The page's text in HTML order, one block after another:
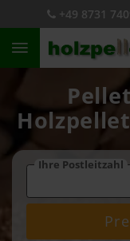
+49 8731
Ihre Postleitzahl